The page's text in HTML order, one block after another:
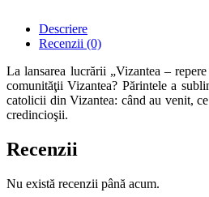
Descriere
Recenzii (0)
La lansarea lucrării „Vizantea –
comunităţii Vizantea? Părintele a
catolicii din Vizantea: când au venit,
credincioşii.
Recenzii
Nu există recenzii până acum.